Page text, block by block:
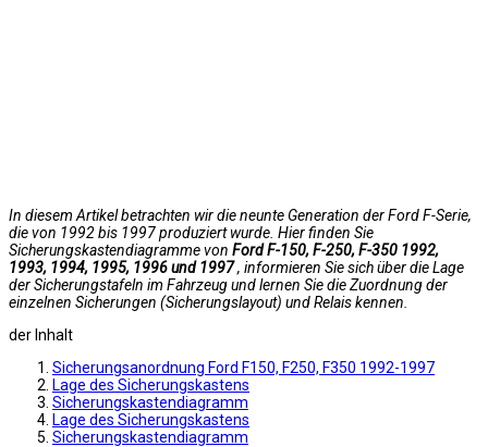
In diesem Artikel betrachten wir die neunte Generation der Ford F-Serie,
die von 1992 bis 1997 produziert wurde. Hier finden Sie
Sicherungskastendiagramme von Ford F-150, F-250, F-350 1992,
1993, 1994, 1995, 1996 und 1997, informieren Sie sich über die Lage
der Sicherungstafeln im Fahrzeug und lernen Sie die Zuordnung der
einzelnen Sicherungen (Sicherungslayout) und Relais kennen.
der Inhalt
Sicherungsanordnung Ford F150, F250, F350 1992-1997
Lage des Sicherungskastens
Sicherungskastendiagramm
Lage des Sicherungskastens
Sicherungskastendiagramm